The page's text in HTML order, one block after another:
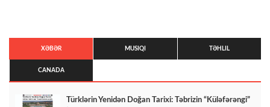
XƏBƏR MUSIQI TƏHLIL
CANADA
Türklərin Yenidən Doğan Tarixi: Təbrizin “Küləfərəngi”